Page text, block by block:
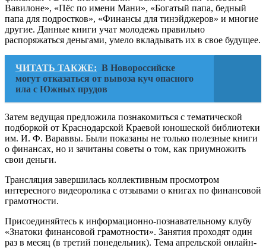
Вавилоне», «Пёс по имени Мани», «Богатый папа, бедный
папа для подростков», «Финансы для тинэйджеров» и многие
другие. Данные книги учат молодежь правильно
распоряжаться деньгами, умело вкладывать их в свое будущее.
ЧИТАТЬ ТАКЖЕ: В Новороссийске
могут отказаться от вывоза куч опасного
ила с Южных прудов
Затем ведущая предложила познакомиться с тематической
подборкой от Краснодарской Краевой юношеской библиотеки
им. И. Ф. Вараввы. Были показаны не только полезные книги
о финансах, но и зачитаны советы о том, как приумножить
свои деньги.
Трансляция завершилась коллективным просмотром
интересного видеоролика с отзывами о книгах по финансовой
грамотности.
Присоединяйтесь к информационно-познавательному клубу
«Знатоки финансовой грамотности». Занятия проходят один
раз в месяц (в третий понедельник). Тема апрельской онлайн-